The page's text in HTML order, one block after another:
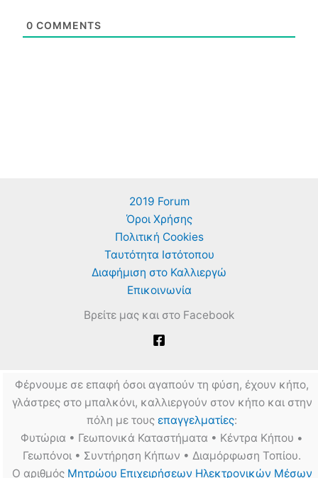
0 COMMENTS
2019 Forum
Όροι Χρήσης
Πολιτική Cookies
Ταυτότητα Ιστότοπου
Διαφήμιση στο Καλλιεργώ
Επικοινωνία
Βρείτε μας και στο Facebook
Φέρνουμε σε επαφή όσοι αγαπούν τη φύση, έχουν κήπο,
γλάστρες στο μπαλκόνι, καλλιεργούν στον κήπο και στην
πόλη με τους επαγγελματίες:
Φυτώρια • Γεωπονικά Καταστήματα • Κέντρα Κήπου •
Γεωπόνοι • Συντήρηση Κήπων • Διαμόρφωση Τοπίου.
Ο αριθμός Μητρώου Επιχειρήσεων Ηλεκτρονικών Μέσων